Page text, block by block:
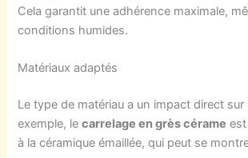
Cela garantit une adhérence maximale,
conditions humides.
Matériaux adaptés
Le type de matériau a un impact direct sur
exemple, lecarrelage en grès cérame
à la céramique émaillée, qui peut se